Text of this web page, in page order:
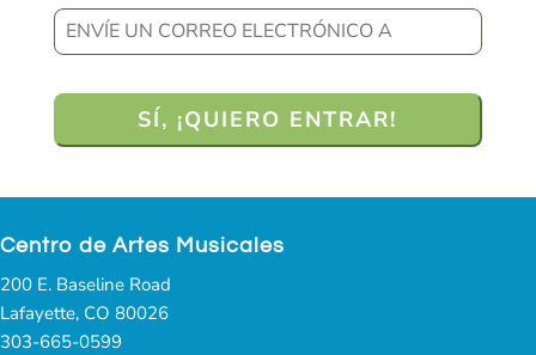
Envíe
un
electrónico
a
Centro de Artes Musicales
200 E. Baseline Road
Lafayette, CO 80026
303-665-0599